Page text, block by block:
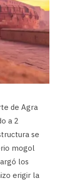
de Agra
a 2
se
mogol
los
erigir la